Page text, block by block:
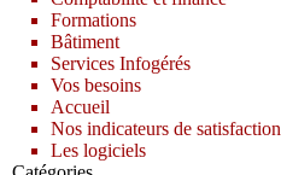
Formations
Bâtiment
Services Infogérés
Vos besoins
Accueil
Nos indicateurs de satisfaction
Les logiciels